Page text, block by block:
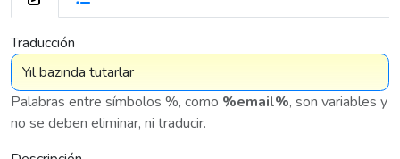
Traducción
Palabras entre símbolos %, como %email%, son variables y
no se deben eliminar, ni traducir.